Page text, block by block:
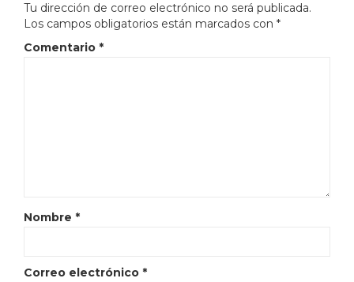
Tu dirección de correo electrónico no será publicada.
Los campos obligatorios están marcados con *
Comentario *
Nombre *
Correo electrónico *